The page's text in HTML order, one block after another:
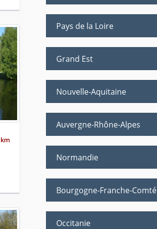
Pays de la Loire
Grand Est
Nouvelle-Aquitaine
Auvergne-Rhône-Alpes
Normandie
Bourgogne-Franche-Comté
Occitanie